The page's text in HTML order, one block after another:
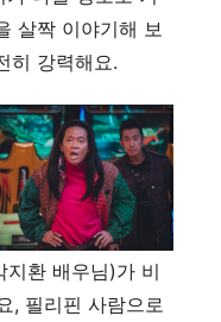
살짝 이야기해 보
히 강력해요.
지환 배우님)가 비
, 필리핀 사람으로